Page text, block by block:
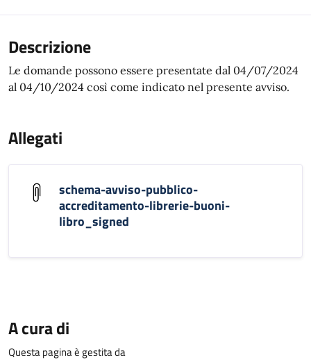
Descrizione
Le domande possono essere presentate dal 04/07/2024
al 04/10/2024 così come indicato nel presente avviso.
Allegati
schema-avviso-pubblico-
accreditamento-librerie-buoni-
libro_signed
A cura di
Questa pagina è gestita da